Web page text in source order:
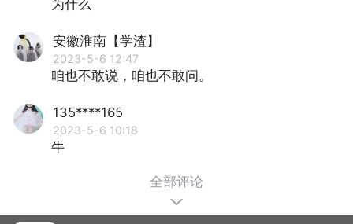
为什么
安徽淮南【学渣】
2023-5-6 12:47
咱也不敢说，咱也不敢问。
135****165
2023-5-6 10:18
牛
全部评论